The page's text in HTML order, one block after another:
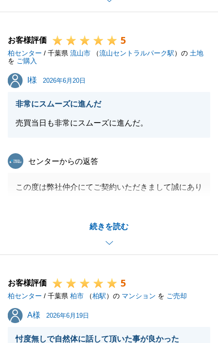
し上げます。
閉じる
お客様評価 5
柏センター / 千葉県 流山市 （流山セントラルパーク駅）の 土地
を ご購入
I様
I様 2026年6月20日
非常にスムーズに進んだ
売買当日も非常にスムーズに進んだ。
続きを読む
東急リバブル
センターからの返答
この度は弊社仲介にてご契約いただきまして誠にあり
にお取引を進めることができましたこと、心より感謝
今後も何かお困り事やご不明な点等がございました
引き続き何卒よろしくお願い申し上げます。
お客様評価 5
柏センター / 千葉県 柏市 （柏駅）の マンション を ご売却
A様
A様 2026年6月19日
忖度無しで自然体に話して頂いた事が良かった